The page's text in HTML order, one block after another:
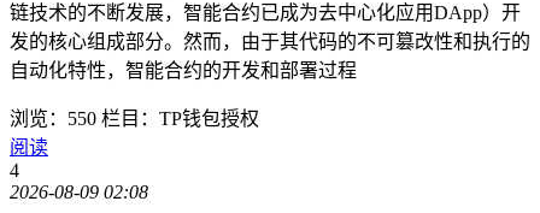
链技术的不断发展，智能合约已成为去中心化应用DApp）开
发的核心组成部分。然而，由于其代码的不可篡改性和执行的
自动化特性，智能合约的开发和部署过程
浏览：550 栏目：TP钱包授权
阅读
4
2026-08-09 02:08